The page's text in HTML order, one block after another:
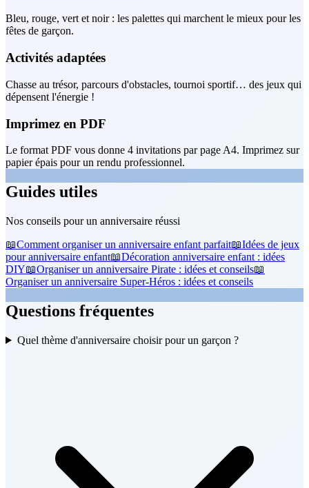
Bleu, rouge, vert et noir : les palettes qui marchent le mieux pour les
fêtes de garçon.
Activités adaptées
Chasse au trésor, parcours d'obstacles, tournoi sportif… des jeux qui
dépensent l'énergie !
Imprimez en PDF
Le format PDF vous donne 4 invitations par page A4. Imprimez sur
papier épais pour un rendu professionnel.
Guides utiles
Nos conseils pour un anniversaire réussi
📖Comment organiser un anniversaire enfant parfait📖Idées de jeux
pour anniversaire enfant📖Décoration anniversaire enfant : idées
DIY📖Organiser un anniversaire Pirate : idées et conseils📖
Organiser un anniversaire Super-Héros : idées et conseils
Questions fréquentes
Quel thème d'anniversaire choisir pour un garçon ?